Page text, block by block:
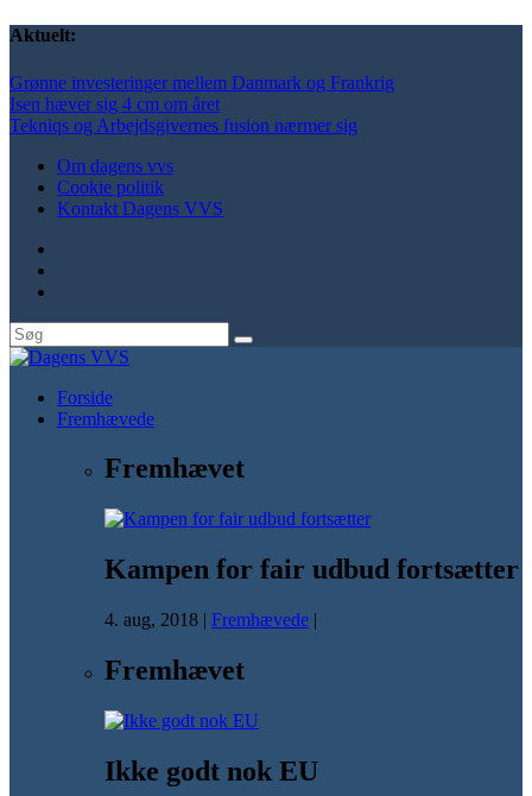
Aktuelt:
Grønne investeringer mellem Danmark og Frankrig
Isen hæver sig 4 cm om året
Tekniqs og Arbejdsgivernes fusion nærmer sig
Om dagens vvs
Cookie politik
Kontakt Dagens VVS
Forside
Fremhævede
Fremhævet
Kampen for fair udbud fortsætter
4. aug, 2018 | Fremhævede |
Fremhævet
Ikke godt nok EU